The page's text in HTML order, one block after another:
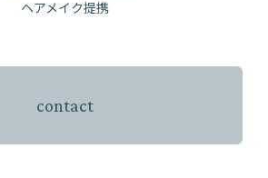
ヘアメイク提携
contact